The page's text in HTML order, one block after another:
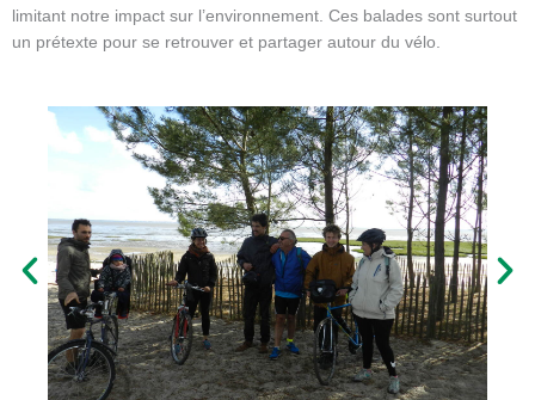
limitant notre impact sur l’environnement. Ces balades sont surtout
un prétexte pour se retrouver et partager autour du vélo.
P S
u
i
v
a